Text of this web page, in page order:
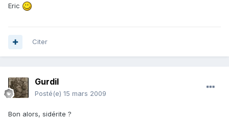
Eric
Citer
Gurdil
Posté(e) 15 mars 2009
Bon alors, sidérite ?